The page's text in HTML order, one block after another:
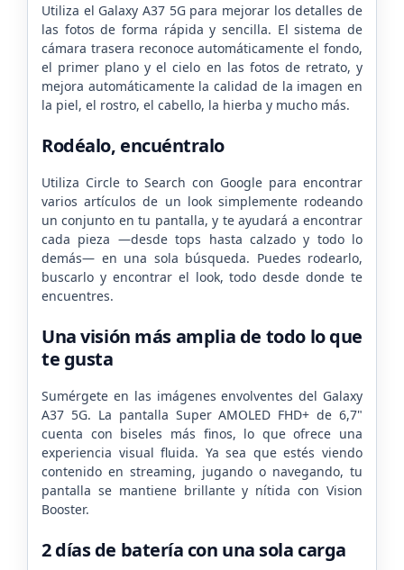
Utiliza el Galaxy A37 5G para mejorar los detalles de
las fotos de forma rápida y sencilla. El sistema de
cámara trasera reconoce automáticamente el fondo,
el primer plano y el cielo en las fotos de retrato, y
mejora automáticamente la calidad de la imagen en
la piel, el rostro, el cabello, la hierba y mucho más.
Rodéalo, encuéntralo
Utiliza Circle to Search con Google para encontrar
varios artículos de un look simplemente rodeando
un conjunto en tu pantalla, y te ayudará a encontrar
cada pieza —desde tops hasta calzado y todo lo
demás— en una sola búsqueda. Puedes rodearlo,
buscarlo y encontrar el look, todo desde donde te
encuentres.
Una visión más amplia de todo lo que
te gusta
Sumérgete en las imágenes envolventes del Galaxy
A37 5G. La pantalla Super AMOLED FHD+ de 6,7"
cuenta con biseles más finos, lo que ofrece una
experiencia visual fluida. Ya sea que estés viendo
contenido en streaming, jugando o navegando, tu
pantalla se mantiene brillante y nítida con Vision
Booster.
2 días de batería con una sola carga